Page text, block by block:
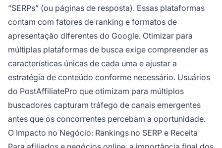
“SERPs” (ou páginas de resposta). Essas plataformas
contam com fatores de ranking e formatos de
apresentação diferentes do Google. Otimizar para
múltiplas plataformas de busca exige compreender as
características únicas de cada uma e ajustar a
estratégia de conteúdo conforme necessário. Usuários
do PostAffiliatePro que otimizam para múltiplos
buscadores capturam tráfego de canais emergentes
antes que os concorrentes percebam a oportunidade.
O Impacto no Negócio: Rankings no SERP e Receita